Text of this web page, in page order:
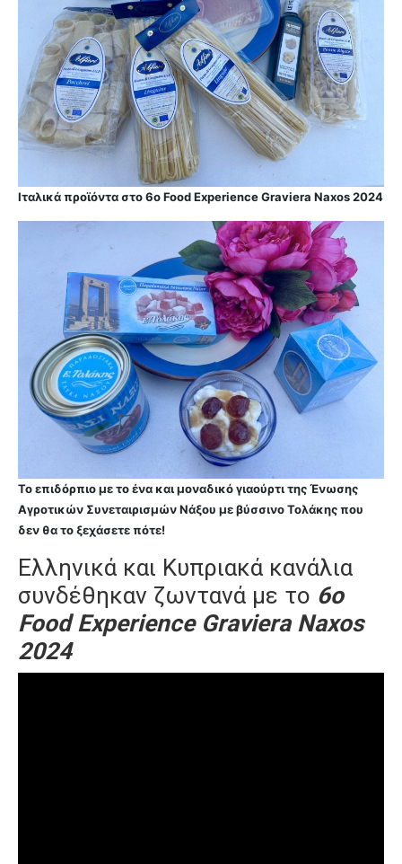
Ιταλικά προϊόντα στο 6ο Food Experience Graviera Naxos 2024
Το επιδόρπιο με το ένα και μοναδικό γιαούρτι της Ένωσης
Αγροτικών Συνεταιρισμών Νάξου με βύσσινο Τολάκης που
δεν θα το ξεχάσετε πότε!
Ελληνικά και Κυπριακά κανάλια
συνδέθηκαν ζωντανά με το 6ο
Food Experience Graviera Naxos
2024